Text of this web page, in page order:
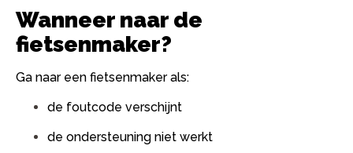
Wanneer naar de
fietsenmaker?
Ga naar een fietsenmaker als:
de foutcode verschijnt
de ondersteuning niet werkt